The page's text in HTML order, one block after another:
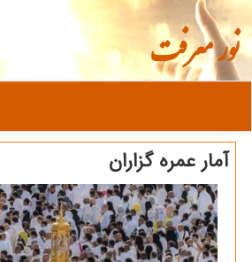
نور معرفت
آمار عمره گزاران